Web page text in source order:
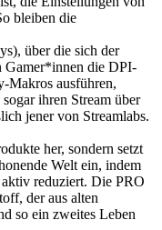
bleiben die
über die sich der
Gamer*innen die DPI-
Makros ausführen,
ihren Stream über
jener von Streamlabs.
her, sondern setzt
Welt ein, indem
reduziert. Die PRO
der aus alten
so ein zweites Leben